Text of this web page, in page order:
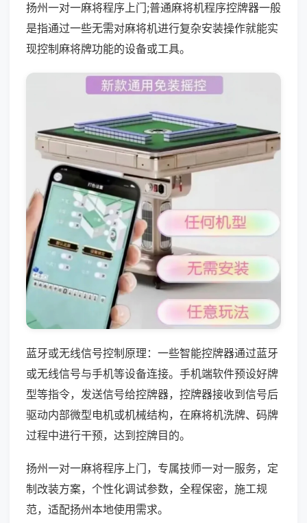
扬州一对一麻将程序上门;普通麻将机程序控牌器一般
是指通过一些无需对麻将机进行复杂安装操作就能实
现控制麻将牌功能的设备或工具。
蓝牙或无线信号控制原理：一些智能控牌器通过蓝牙
或无线信号与手机等设备连接。手机端软件预设好牌
型等指令，发送信号给控牌器，控牌器接收到信号后
驱动内部微型电机或机械结构，在麻将机洗牌、码牌
过程中进行干预，达到控牌目的。
扬州一对一麻将程序上门，专属技师一对一服务，定
制改装方案，个性化调试参数，全程保密，施工规
范，适配扬州本地使用需求。